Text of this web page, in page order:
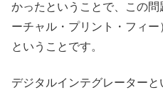
かったということで、この
ーチャル・プリント・フィ
ということです。
デジタルインテグレーターと